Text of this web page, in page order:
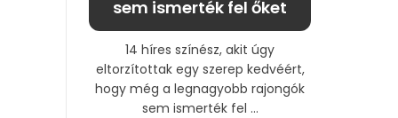
sem ismerték fel őket
14 híres színész, akit úgy
eltorzítottak egy szerep kedvéért,
hogy még a legnagyobb rajongók
sem ismerték fel ...